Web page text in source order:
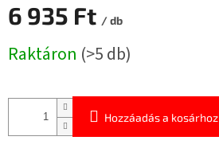
6 935 Ft / db
Raktáron (>5 db)
Hozzáadás a kosárhoz